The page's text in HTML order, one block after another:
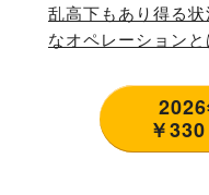
乱高下もあり得る
なオペレーションと